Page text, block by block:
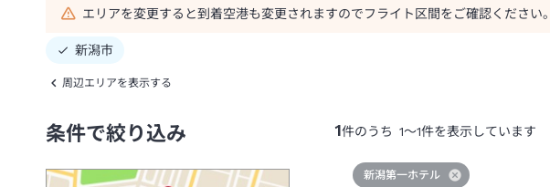
エリアを変更すると到着空港も変更されますのでフライト区間をご確認ください。
新潟市
周辺エリアを表示する
条件で絞り込み 1件のうち 1～1件を表示しています
新潟第一ホテル